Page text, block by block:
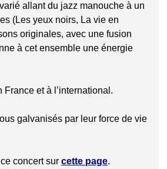
allant du jazz manouche à un
(Les yeux noirs, La vie en
originales, avec une fusion
à cet ensemble une énergie
France et à l’international.
galvanisés par leur force de vie
concert sur cette page.